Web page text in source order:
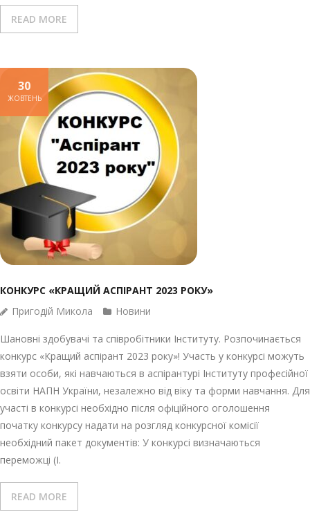
READ MORE
КОНКУРС «КРАЩИЙ АСПІРАНТ 2023 РОКУ»
30
ЖОВТЕНЬ
Пригодій Микола Новини
Шановні здобувачі та співробітники Інституту. Розпочинається
конкурс «Кращий аспірант 2023 року»! Участь у конкурсі можуть
взяти особи, які навчаються в аспірантурі Інституту професійної
освіти НАПН України, незалежно від віку та форми навчання. Для
участі в конкурсі необхідно після офіційного оголошення
початку конкурсу надати на розгляд конкурсної комісії
необхідний пакет документів: У конкурсі визначаються
переможці (І.
READ MORE